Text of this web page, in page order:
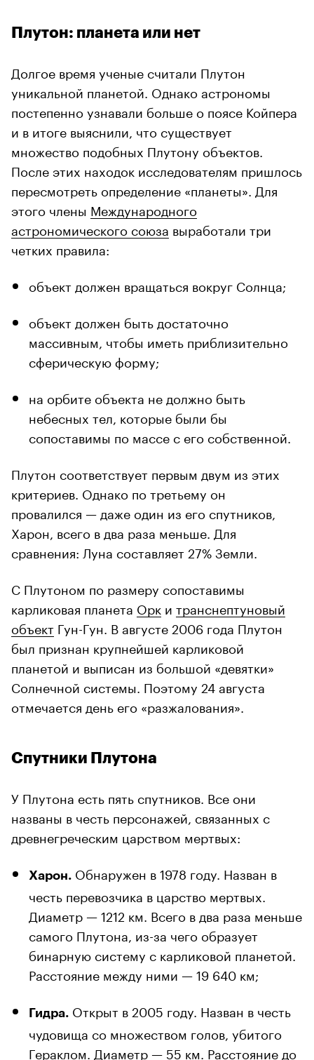
Плутон: планета или нет
Долгое время ученые считали Плутон
уникальной планетой. Однако астрономы
постепенно узнавали больше о поясе Койпера
и в итоге выяснили, что существует
множество подобных Плутону объектов.
После этих находок исследователям пришлось
пересмотреть определение «планеты». Для
этого члены Международного
астрономического союза выработали три
четких правила:
объект должен вращаться вокруг Солнца;
объект должен быть достаточно
массивным, чтобы иметь приблизительно
сферическую форму;
на орбите объекта не должно быть
небесных тел, которые были бы
сопоставимы по массе с его собственной.
Плутон соответствует первым двум из этих
критериев. Однако по третьему он
провалился — даже один из его спутников,
Харон, всего в два раза меньше. Для
сравнения: Луна составляет 27% Земли.
С Плутоном по размеру сопоставимы
карликовая планета Орк и транснептуновый
объект Гун-Гун. В августе 2006 года Плутон
был признан крупнейшей карликовой
планетой и выписан из большой «девятки»
Солнечной системы. Поэтому 24 августа
отмечается день его «разжалования».
Спутники Плутона
У Плутона есть пять спутников. Все они
названы в честь персонажей, связанных с
древнегреческим царством мертвых:
Харон. Обнаружен в 1978 году. Назван в
честь перевозчика в царство мертвых.
Диаметр — 1212 км. Всего в два раза меньше
самого Плутона, из-за чего образует
бинарную систему с карликовой планетой.
Расстояние между ними — 19 640 км;
Гидра. Открыт в 2005 году. Назван в честь
чудовища со множеством голов, убитого
Гераклом. Диаметр — 55 км. Расстояние до